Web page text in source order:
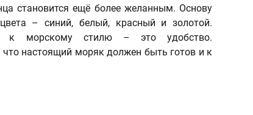
становится ещё более желанным. Основу
– синий, белый, красный и золотой.
к морскому стилю – это удобство.
что настоящий моряк должен быть готов и к